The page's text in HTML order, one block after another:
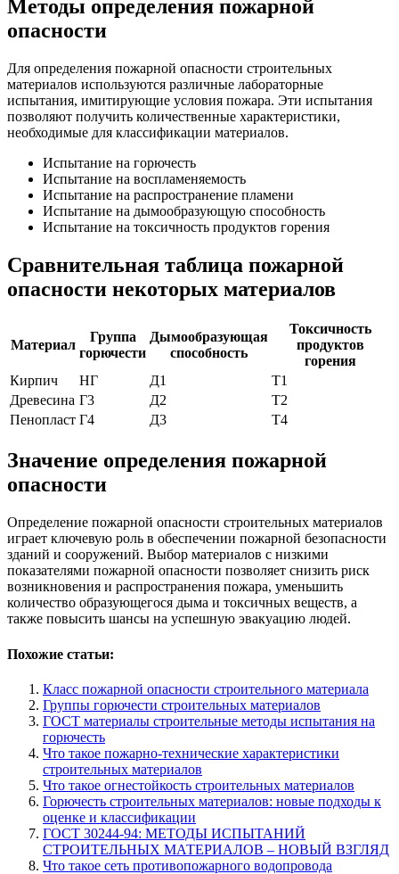
Методы определения пожарной
опасности
Для определения пожарной опасности строительных
материалов используются различные лабораторные
испытания, имитирующие условия пожара. Эти испытания
позволяют получить количественные характеристики,
необходимые для классификации материалов.
Испытание на горючесть
Испытание на воспламеняемость
Испытание на распространение пламени
Испытание на дымообразующую способность
Испытание на токсичность продуктов горения
Сравнительная таблица пожарной
опасности некоторых материалов
Материал
Группа
горючести
Дымообразующая
способность
Токсичность
продуктов
горения
Кирпич
НГ Д1
Т1
Древесина Г3 Д2
Т2
Пенопласт Г4 Д3 Т4
Значение определения пожарной
опасности
Определение пожарной опасности строительных материалов
играет ключевую роль в обеспечении пожарной безопасности
зданий и сооружений. Выбор материалов с низкими
показателями пожарной опасности позволяет снизить риск
возникновения и распространения пожара, уменьшить
количество образующегося дыма и токсичных веществ, а
также повысить шансы на успешную эвакуацию людей.
Похожие статьи:
Класс пожарной опасности строительного материала
Группы горючести строительных материалов
ГОСТ материалы строительные методы испытания на
горючесть
Что такое пожарно-технические характеристики
строительных материалов
Что такое огнестойкость строительных материалов
Горючесть строительных материалов: новые подходы к
оценке и классификации
ГОСТ 30244-94: МЕТОДЫ ИСПЫТАНИЙ
СТРОИТЕЛЬНЫХ МАТЕРИАЛОВ ‒ НОВЫЙ ВЗГЛЯД
Что такое сеть противопожарного водопровода